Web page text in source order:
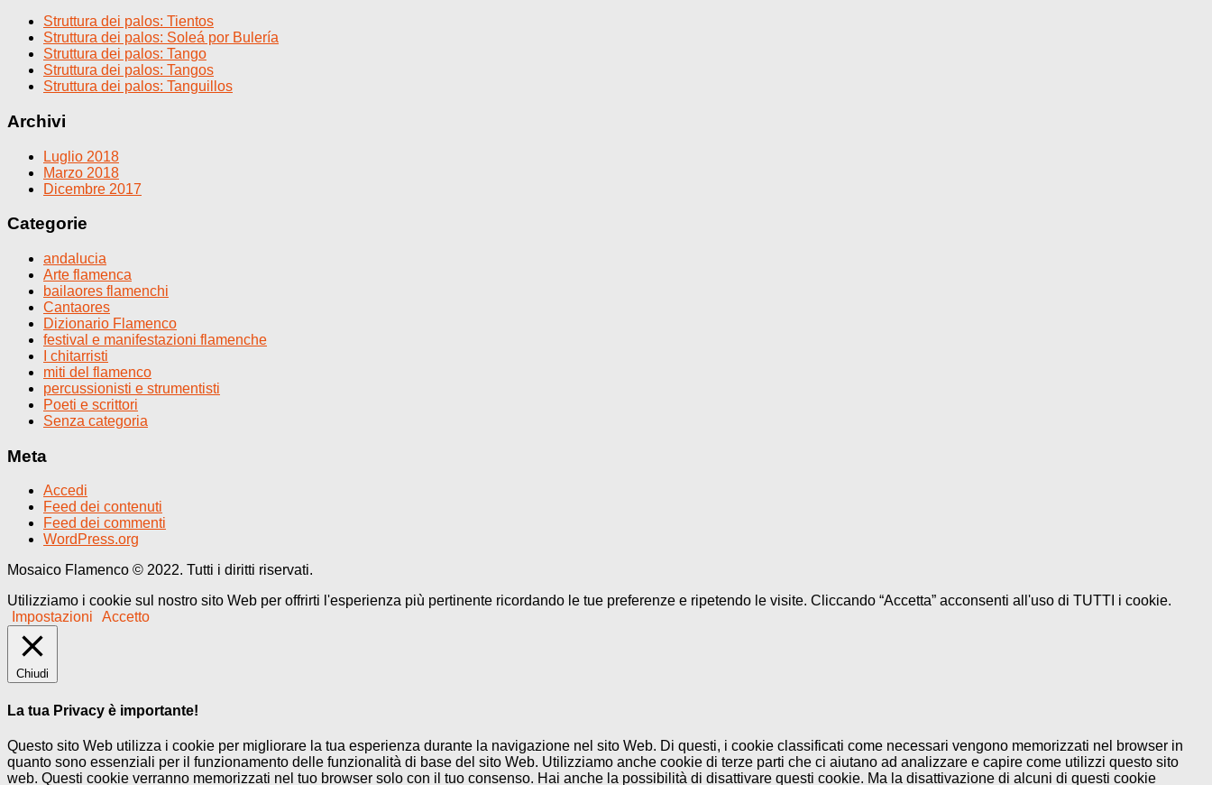
Struttura dei palos: Tientos
Struttura dei palos: Soleá por Bulería
Struttura dei palos: Tango
Struttura dei palos: Tangos
Struttura dei palos: Tanguillos
Archivi
Luglio 2018
Marzo 2018
Dicembre 2017
Categorie
andalucia
Arte flamenca
bailaores flamenchi
Cantaores
Dizionario Flamenco
festival e manifestazioni flamenche
I chitarristi
miti del flamenco
percussionisti e strumentisti
Poeti e scrittori
Senza categoria
Meta
Accedi
Feed dei contenuti
Feed dei commenti
WordPress.org
Mosaico Flamenco © 2022. Tutti i diritti riservati.
Utilizziamo i cookie sul nostro sito Web per offrirti l'esperienza più pertinente ricordando le tue preferenze e ripetendo le visite. Cliccando “Accetta” acconsenti all'uso di TUTTI i cookie.
Impostazioni
Accetto
Chiudi
La tua Privacy è importante!
Questo sito Web utilizza i cookie per migliorare la tua esperienza durante la navigazione nel sito Web. Di questi, i cookie classificati come necessari vengono memorizzati nel browser in
quanto sono essenziali per il funzionamento delle funzionalità di base del sito Web. Utilizziamo anche cookie di terze parti che ci aiutano ad analizzare e capire come utilizzi questo sito
web. Questi cookie verranno memorizzati nel tuo browser solo con il tuo consenso. Hai anche la possibilità di disattivare questi cookie. Ma la disattivazione di alcuni di questi cookie